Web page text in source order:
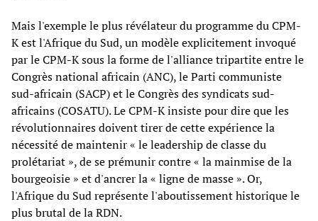
Mais l'exemple le plus révélateur du programme du CPM-
K est l'Afrique du Sud, un modèle explicitement invoqué
par le CPM-K sous la forme de l'alliance tripartite entre le
Congrès national africain (ANC), le Parti communiste
sud-africain (SACP) et le Congrès des syndicats sud-
africains (COSATU). Le CPM-K insiste pour dire que les
révolutionnaires doivent tirer de cette expérience la
nécessité de maintenir « le leadership de classe du
prolétariat », de se prémunir contre « la mainmise de la
bourgeoisie » et d'ancrer la « ligne de masse ». Or,
l'Afrique du Sud représente l'aboutissement historique le
plus brutal de la RDN.